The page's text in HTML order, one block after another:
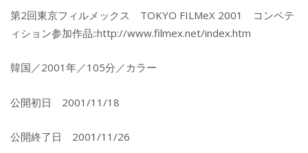
第2回東京フィルメックス TOKYO FILMeX 2001 コンペテ
ィション参加作品::http://www.filmex.net/index.htm
韓国／2001年／105分／カラー
公開初日 2001/11/18
公開終了日 2001/11/26